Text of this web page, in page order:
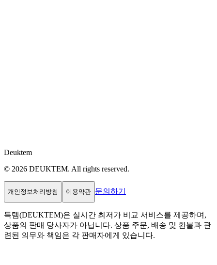
Deuktem
© 2026 DEUKTEM. All rights reserved.
개인정보처리방침 이용약관 문의하기
득템(DEUKTEM)은 실시간 최저가 비교 서비스를 제공하며,
상품의 판매 당사자가 아닙니다. 상품 주문, 배송 및 환불과 관
련된 의무와 책임은 각 판매자에게 있습니다.